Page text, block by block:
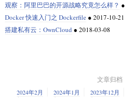
观察：阿里巴巴的开源战略究竟怎么样？ ●
Docker 快速入门之 Dockerfile ● 2017-10-21
搭建私有云：OwnCloud ● 2018-03-08
文章归档
2024年2月 2024年1月 2023年12月